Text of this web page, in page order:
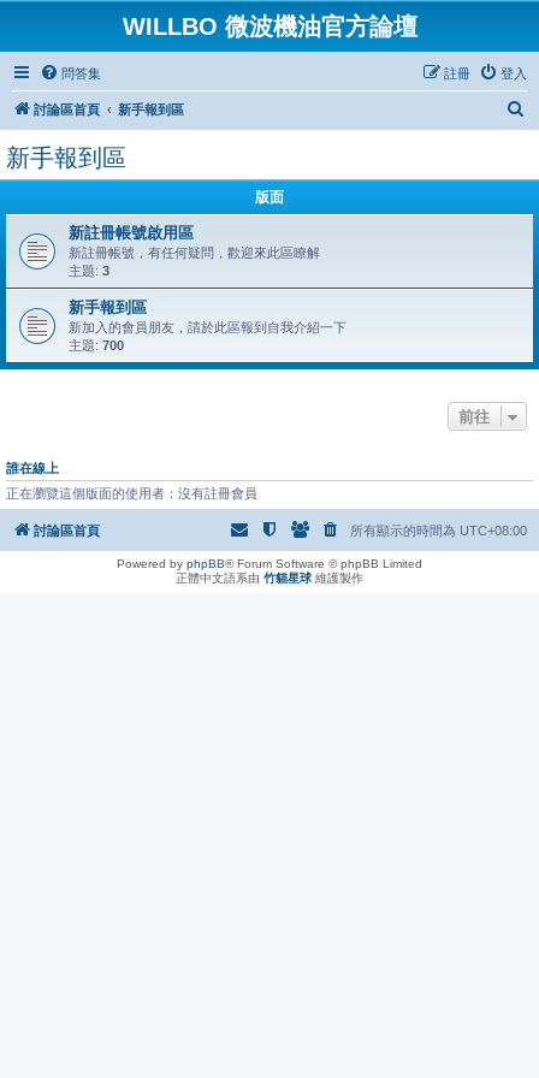
WILLBO 微波機油官方論壇
問答集 登入
註冊
討論區首頁 新手報到區
新手報到區
版面
新註冊帳號啟用區
新註冊帳號，有任何疑問，歡迎來此區瞭解
主題: 3
新手報到區
新加入的會員朋友，請於此區報到自我介紹一下
主題: 700
前往
誰在線上
正在瀏覽這個版面的使用者：沒有註冊會員
討論區首頁 所有顯示的時間為 UTC+08:00
Powered by phpBB® Forum Software © phpBB Limited
正體中文語系由 竹貓星球 維護製作